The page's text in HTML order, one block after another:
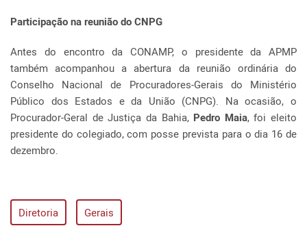
Participação na reunião do CNPG
Antes do encontro da CONAMP, o presidente da APMP
também acompanhou a abertura da reunião ordinária do
Conselho Nacional de Procuradores-Gerais do Ministério
Público dos Estados e da União (CNPG). Na ocasião, o
Procurador-Geral de Justiça da Bahia,Pedro Maia, foi eleito
presidente do colegiado, com posse prevista para o dia 16 de
dezembro.
Diretoria Gerais